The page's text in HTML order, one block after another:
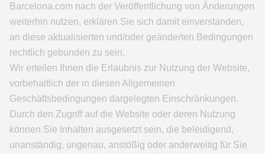
Barcelona.com nach der Veröffentlichung von Änderungen
weiterhin nutzen, erklären Sie sich damit einverstanden,
an diese aktualisierten und/oder geänderten Bedingungen
rechtlich gebunden zu sein.
Wir erteilen Ihnen die Erlaubnis zur Nutzung der Website,
vorbehaltlich der in diesen Allgemeinen
Geschäftsbedingungen dargelegten Einschränkungen.
Durch den Zugriff auf die Website oder deren Nutzung
können Sie Inhalten ausgesetzt sein, die beleidigend,
unanständig, ungenau, anstößig oder anderweitig für Sie